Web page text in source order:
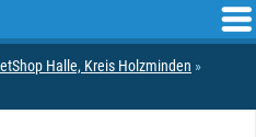
Halle, Kreis Holzminden »